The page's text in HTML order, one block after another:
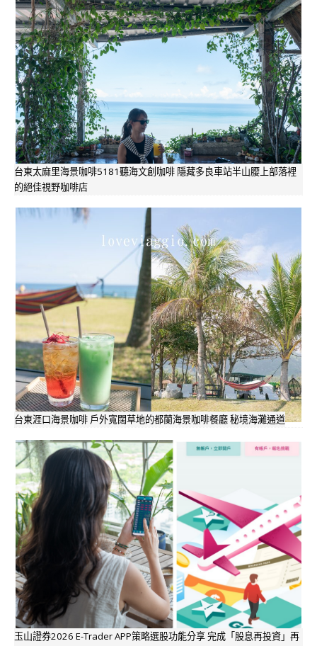
台東太麻里海景咖啡5181聽海文創咖啡 隱藏多良車站半山腰上部落裡
的絕佳視野咖啡店
台東涯口海景咖啡 戶外寬闊草地的都蘭海景咖啡餐廳 秘境海灘通道
玉山證券2026 E-Trader APP策略選股功能分享 完成「股息再投資」再